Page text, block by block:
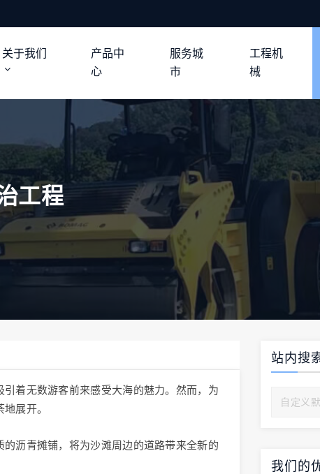
关于我们
产品中
心
服务城
市
工程机
械
工程
着无数游客前来感受大海的魅力。然而，为
展开。
沥青摊铺，将为沙滩周边的道路带来全新的
站内搜
我们的